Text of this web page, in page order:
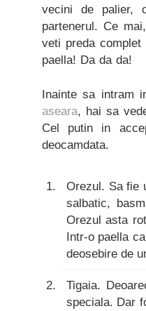
vecini de palier,
partenerul. Ce
veti preda
paella! Da da da!
Inainte sa intram
aseara, hai sa
Cel putin in
deocamdata.
Orezul. Sa fie
salbatic,
Orezul asta
Intr-o paella
deosebire de
Tigaia.
speciala. Dar